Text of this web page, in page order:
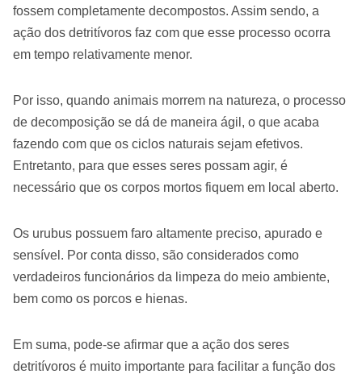
fossem completamente decompostos. Assim sendo, a
ação dos detritívoros faz com que esse processo ocorra
em tempo relativamente menor.
Por isso, quando animais morrem na natureza, o processo
de decomposição se dá de maneira ágil, o que acaba
fazendo com que os ciclos naturais sejam efetivos.
Entretanto, para que esses seres possam agir, é
necessário que os corpos mortos fiquem em local aberto.
Os urubus possuem faro altamente preciso, apurado e
sensível. Por conta disso, são considerados como
verdadeiros funcionários da limpeza do meio ambiente,
bem como os porcos e hienas.
Em suma, pode-se afirmar que a ação dos seres
detritívoros é muito importante para facilitar a função dos